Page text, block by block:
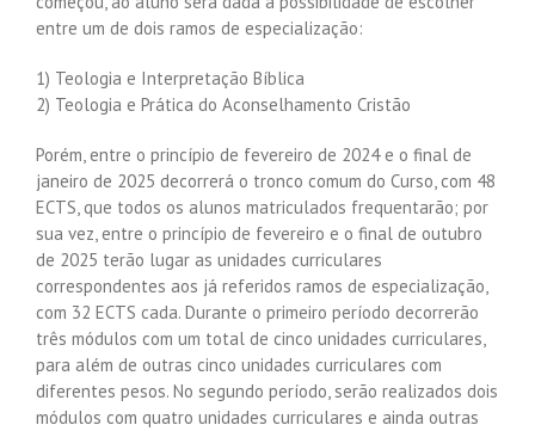
entre um de dois ramos de especialização:
1) Teologia e Interpretação Bíblica
2) Teologia e Prática do Aconselhamento Cristão
Porém, entre o princípio de fevereiro de 2024 e o final de
janeiro de 2025 decorrerá o tronco comum do Curso, com 48
ECTS, que todos os alunos matriculados frequentarão; por
sua vez, entre o princípio de fevereiro e o final de outubro
de 2025 terão lugar as unidades curriculares
correspondentes aos já referidos ramos de especialização,
com 32 ECTS cada. Durante o primeiro período decorrerão
três módulos com um total de cinco unidades curriculares,
para além de outras cinco unidades curriculares com
diferentes pesos. No segundo período, serão realizados dois
módulos com quatro unidades curriculares e ainda outras